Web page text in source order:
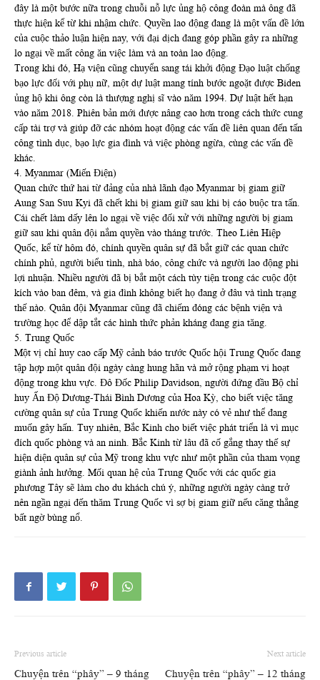
đây là một bước nữa trong chuỗi nỗ lực ủng hộ công đoàn mà ông đã
thực hiện kể từ khi nhậm chức. Quyền lao động đang là một vấn đề lớn
của cuộc thảo luận hiện nay, với đại dịch đang góp phần gây ra những
lo ngại về mất công ăn việc làm và an toàn lao động.
Trong khi đó, Hạ viện cũng chuyển sang tái khởi động Đạo luật chống
bạo lực đối với phụ nữ, một dự luật mang tính bước ngoặt được Biden
ủng hộ khi ông còn là thượng nghị sĩ vào năm 1994. Dự luật hết hạn
vào năm 2018. Phiên bản mới được nâng cao hơn trong cách thức cung
cấp tài trợ và giúp đỡ các nhóm hoạt động các vấn đề liên quan đến tấn
công tình dục, bạo lực gia đình và việc phòng ngừa, cùng các vấn đề
khác.
4. Myanmar (Miến Điện)
Quan chức thứ hai từ đảng của nhà lãnh đạo Myanmar bị giam giữ
Aung San Suu Kyi đã chết khi bị giam giữ sau khi bị cáo buộc tra tấn.
Cái chết làm dấy lên lo ngại về việc đối xử với những người bị giam
giữ sau khi quân đội nắm quyền vào tháng trước. Theo Liên Hiệp
Quốc, kể từ hôm đó, chính quyền quân sự đã bắt giữ các quan chức
chính phủ, người biểu tình, nhà báo, công chức và người lao động phi
lợi nhuận. Nhiều người đã bị bắt một cách tùy tiện trong các cuộc đột
kích vào ban đêm, và gia đình không biết họ đang ở đâu và tình trạng
thế nào. Quân đội Myanmar cũng đã chiếm đóng các bệnh viện và
trường học để dập tắt các hình thức phản kháng đang gia tăng.
5. Trung Quốc
Một vị chỉ huy cao cấp Mỹ cảnh báo trước Quốc hội Trung Quốc đang
tập hợp một quân đội ngày càng hung hãn và mở rộng phạm vi hoạt
động trong khu vực. Đô Đốc Philip Davidson, người đứng đầu Bộ chỉ
huy Ấn Độ Dương-Thái Bình Dương của Hoa Kỳ, cho biết việc tăng
cường quân sự của Trung Quốc khiến nước này có vẻ như thể đang
muốn gây hấn. Tuy nhiên, Bắc Kinh cho biết việc phát triển là vì mục
đích quốc phòng và an ninh. Bắc Kinh từ lâu đã cố gắng thay thế sự
hiện diện quân sự của Mỹ trong khu vực như một phần của tham vọng
giành ảnh hưởng. Mối quan hệ của Trung Quốc với các quốc gia
phương Tây sẽ làm cho du khách chú ý, những người ngày càng trở
nên ngần ngại đến thăm Trung Quốc vì sợ bị giam giữ nếu căng thẳng
bất ngờ bùng nổ.
Previous article
Chuyện trên “phây” – 9 tháng
Next article
Chuyện trên “phây” – 12 tháng